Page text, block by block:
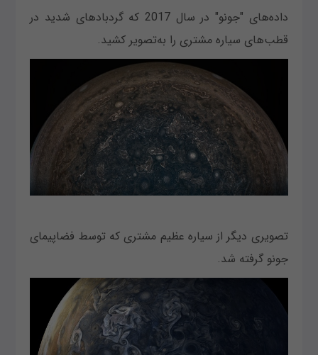
داده‌های "جونو" در سال 2017 که گردبادهای شدید در
قطب‌های سیاره مشتری را به‌تصویر کشید.
تصویری دیگر از سیاره عظیم مشتری که توسط فضاپیمای
جونو گرفته شد.